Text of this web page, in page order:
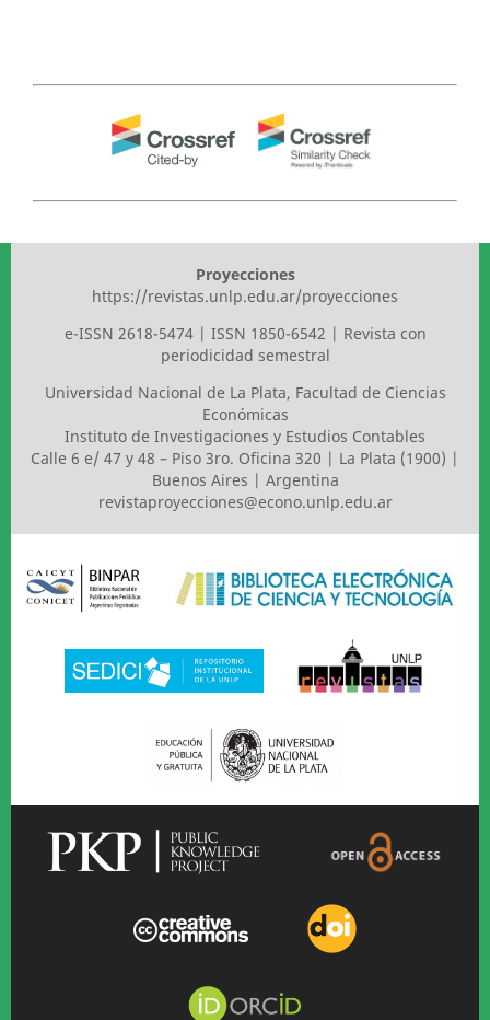
Proyecciones
https://revistas.unlp.edu.ar/proyecciones
e-ISSN 2618-5474 | ISSN 1850-6542 | Revista con
periodicidad semestral
Universidad Nacional de La Plata, Facultad de Ciencias
Económicas
Instituto de Investigaciones y Estudios Contables
Calle 6 e/ 47 y 48 – Piso 3ro. Oficina 320 | La Plata (1900) |
Buenos Aires | Argentina
revistaproyecciones@econo.unlp.edu.ar